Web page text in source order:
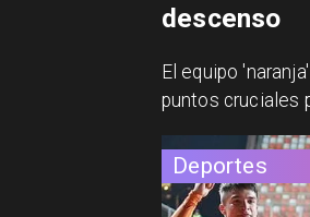
Deportes
descenso
​El equipo
puntos cruciales